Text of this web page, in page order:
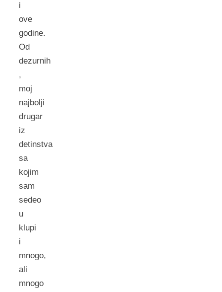
i
ove
godine.
Od
dezurnih
,
moj
najbolji
drugar
iz
detinstva
sa
kojim
sam
sedeo
u
klupi
i
mnogo,
ali
mnogo